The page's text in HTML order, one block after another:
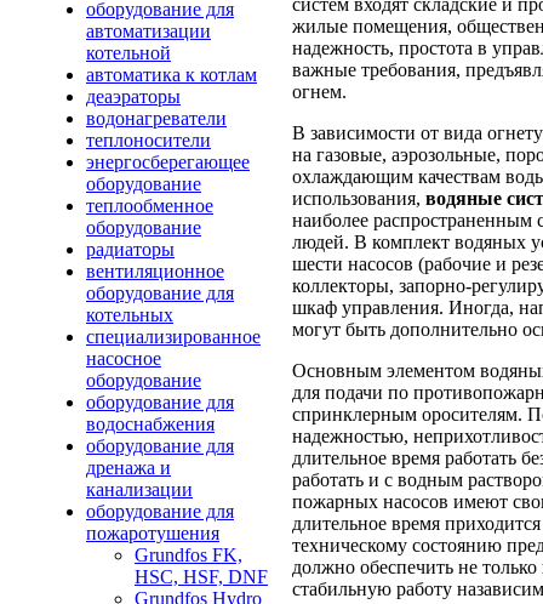
оборудование для
автоматизации
котельной
автоматика к котлам
деаэраторы
водонагреватели
теплоносители
энергосберегающее
оборудование
теплообменное
оборудование
радиаторы
вентиляционное
оборудование для
котельных
специализированное
насосное
оборудование
оборудование для
водоснабжения
оборудование для
дренажа и
канализации
оборудование для
пожаротушения
Grundfos FK,
HSC, HSF, DNF
Grundfos Hydro
жилые помещения,
надежность, простота в
важные требования,
огнем.
В зависимости от вида
на газовые, аэрозольные,
охлаждающим качествам
использования, водяные
наиболее распространенным
людей. В комплект водяных
шести насосов (рабочие и
коллекторы, запорно-
шкаф управления. Иногда,
могут быть дополнительно
Основным элементом
для подачи по
спринклерным оросителям.
надежностью,
длительное время работать
работать и с водным
пожарных насосов имеют
длительное время
техническому состоянию
должно обеспечить не
стабильную работу